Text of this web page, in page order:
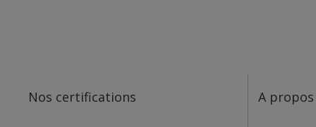
Nos certifications A propos